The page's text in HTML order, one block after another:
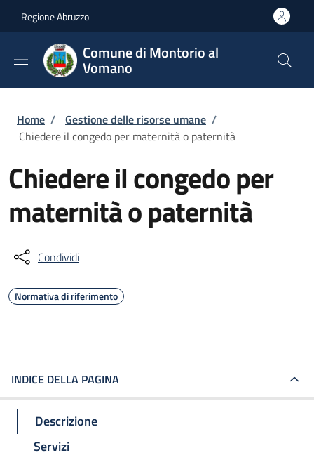
Regione Abruzzo
Comune di Montorio al
Vomano
Briciole di pane
Home / Gestione delle risorse umane /
Chiedere il congedo per maternità o paternità
Chiedere il congedo per
maternità o paternità
Condividi
Normativa di riferimento
INDICE DELLA PAGINA
Descrizione
Servizi